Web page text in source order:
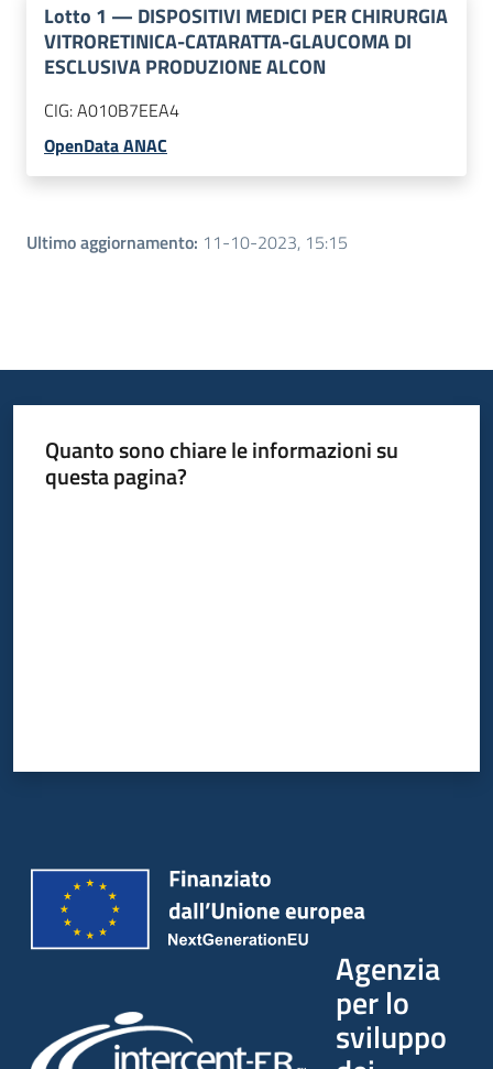
Lotto 1 — DISPOSITIVI MEDICI PER CHIRURGIA
VITRORETINICA-CATARATTA-GLAUCOMA DI
ESCLUSIVA PRODUZIONE ALCON
CIG:A010B7EEA4
OpenData ANAC
Ultimo aggiornamento: 11-10-2023, 15:15
Quanto sono chiare le informazioni su
questa pagina?
Agenzia
per lo
sviluppo